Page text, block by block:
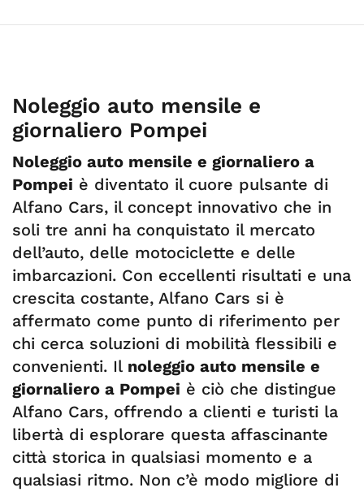
Noleggio auto mensile e
giornaliero Pompei
Noleggio auto mensile e giornaliero a
Pompei è diventato il cuore pulsante di
Alfano Cars, il concept innovativo che in
soli tre anni ha conquistato il mercato
dell’auto, delle motociclette e delle
imbarcazioni. Con eccellenti risultati e una
crescita costante, Alfano Cars si è
affermato come punto di riferimento per
chi cerca soluzioni di mobilità flessibili e
convenienti. Il noleggio auto mensile e
giornaliero a Pompei è ciò che distingue
Alfano Cars, offrendo a clienti e turisti la
libertà di esplorare questa affascinante
città storica in qualsiasi momento e a
qualsiasi ritmo. Non c’è modo migliore di